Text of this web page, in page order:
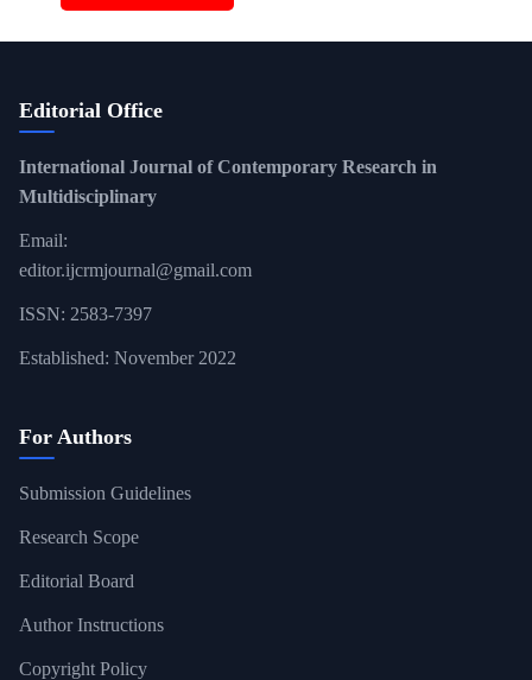
Editorial Office
International Journal of Contemporary Research in
Multidisciplinary
Email:
editor.ijcrmjournal@gmail.com
ISSN: 2583-7397
Established: November 2022
For Authors
Submission Guidelines
Research Scope
Editorial Board
Author Instructions
Copyright Policy